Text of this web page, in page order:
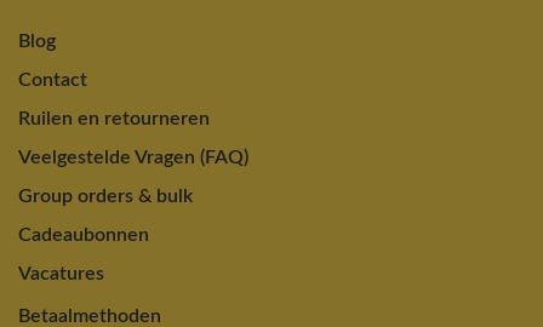
Blog
Contact
Ruilen en retourneren
Veelgestelde Vragen (FAQ)
Group orders & bulk
Cadeaubonnen
Vacatures
Betaalmethoden